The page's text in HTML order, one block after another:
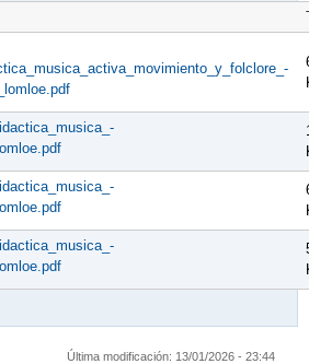
Última modificación: 13/01/2026 - 23:44